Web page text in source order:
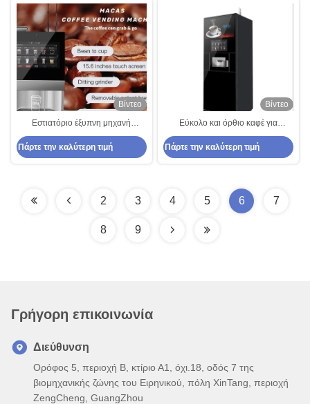
Βίντεο
Εστιατόριο έξυπνη μηχανή
πωλήσεων καφέ με
προγραμματισμό
Πάρτε την καλύτερη τιμή
Βίντεο
Εύκολο και όρθιο καφέ για
γραφείο με μεγάλη δεξαμενή νερού
Πάρτε την καλύτερη τιμή
2 3 4 5 6 7
8 9
Γρήγορη επικοινωνία
Διεύθυνση
Ορόφος 5, περιοχή Β, κτίριο Α1, όχι.18, οδός 7 της
βιομηχανικής ζώνης του Ειρηνικού, πόλη XinTang, περιοχή
ZengCheng, GuangZhou